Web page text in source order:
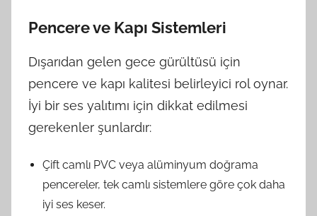
Pencere ve Kapı Sistemleri
Dışarıdan gelen gece gürültüsü için
pencere ve kapı kalitesi belirleyici rol oynar.
İyi bir ses yalıtımı için dikkat edilmesi
gerekenler şunlardır:
Çift camlı PVC veya alüminyum doğrama
pencereler, tek camlı sistemlere göre çok daha
iyi ses keser.